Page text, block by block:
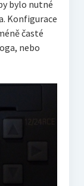
bylo nutné
Konfigurace
časté
nebo